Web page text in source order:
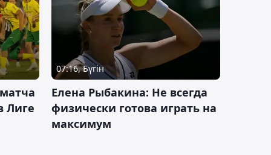
Лиге
07:16, Бүгін
Елена Рыбакина: Не всегда
физически готова играть на
максимум